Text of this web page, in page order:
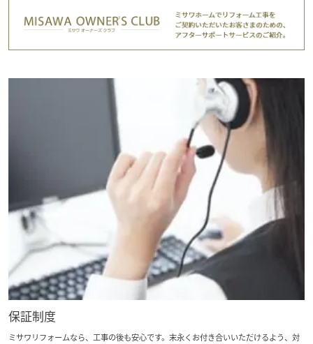
保証制度
ミサワリフォームなら、工事の後も安心です。末永くお付き合いいただけるよう、対